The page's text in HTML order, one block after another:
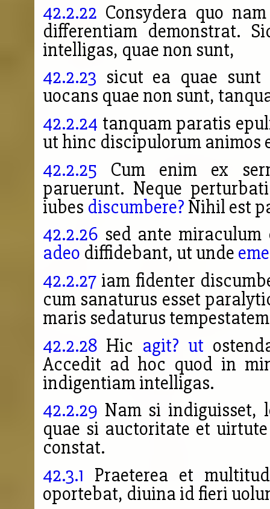
42.2.22 Consydera quo
differentiam demonstrat.
intelligas, quae non sunt,
42.2.23 sicut ea quae sunt
uocans quae non sunt,
42.2.24 tanquam paratis
ut hinc discipulorum animos
42.2.25 Cum enim ex
paruerunt. Neque
iubes discumbere? Nihil est
42.2.26 sed ante
adeo diffidebant, ut unde
42.2.27iam fidenter
cum sanaturus esset
maris sedaturus
42.2.28 Hic agit? ut
Accedit ad hoc quod in
indigentiam intelligas.
42.2.29 Nam si indiguisset,
quae si auctoritate et
constat.
42.3.1 Praeterea et
oportebat, diuina id fieri